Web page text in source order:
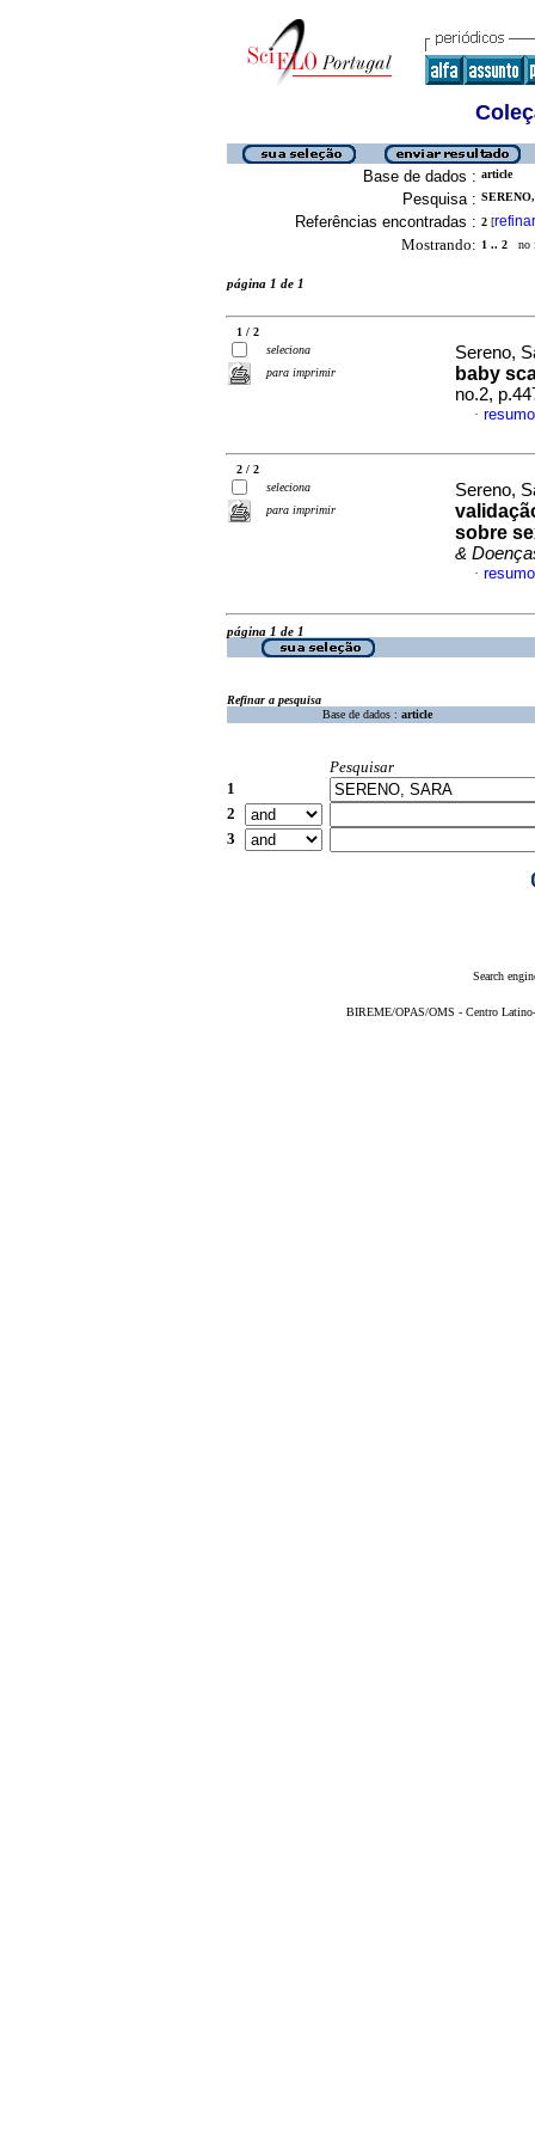
Base de dados : article
Pesquisa :
Referências encontradas : 2 [refinar
Mostrando: 1 .. 2 no
página 1 de 1
1 / 2
seleciona
para imprimir
Sereno,
baby
no.2,
·
2 / 2
seleciona
para imprimir
Sereno,
sobre
&
·
página 1 de 1
Refinar a pesquisa
Base de dados : article
Pesquisar
1
2
3
Search
BIREME/OPAS/OMS - Centro Latino-